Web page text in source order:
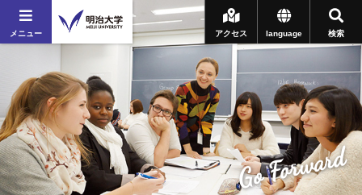
メニュー 検索
language
アクセス
Go Forward